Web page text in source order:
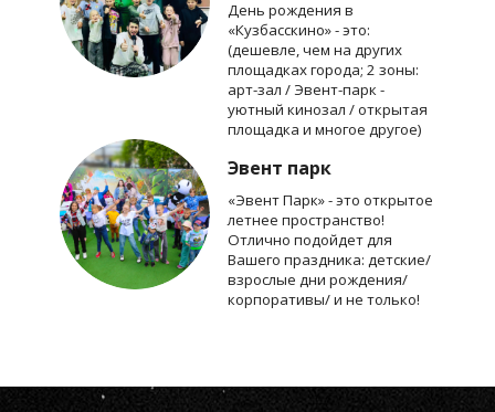
День рождения в
«Кузбасскино» - это:
(дешевле, чем на других
площадках города; 2 зоны:
арт-зал / Эвент-парк -
уютный кинозал / открытая
площадка и многое другое)
Эвент парк
«Эвент Парк» - это открытое
летнее пространство!
Отлично подойдет для
Вашего праздника: детские/
взрослые дни рождения/
корпоративы/ и не только!